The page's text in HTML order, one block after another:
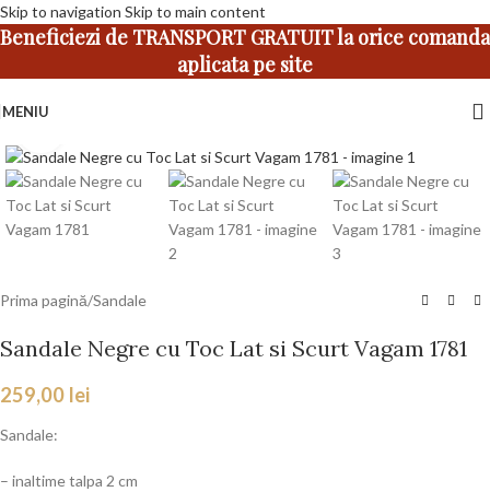
Skip to navigation Skip to main content
Beneficiezi de TRANSPORT GRATUIT la orice comanda
aplicata pe site
MENIU
Prima pagină/Sandale
Sandale Negre cu Toc Lat si Scurt Vagam 1781
259,00 lei
Sandale:
– inaltime talpa 2 cm